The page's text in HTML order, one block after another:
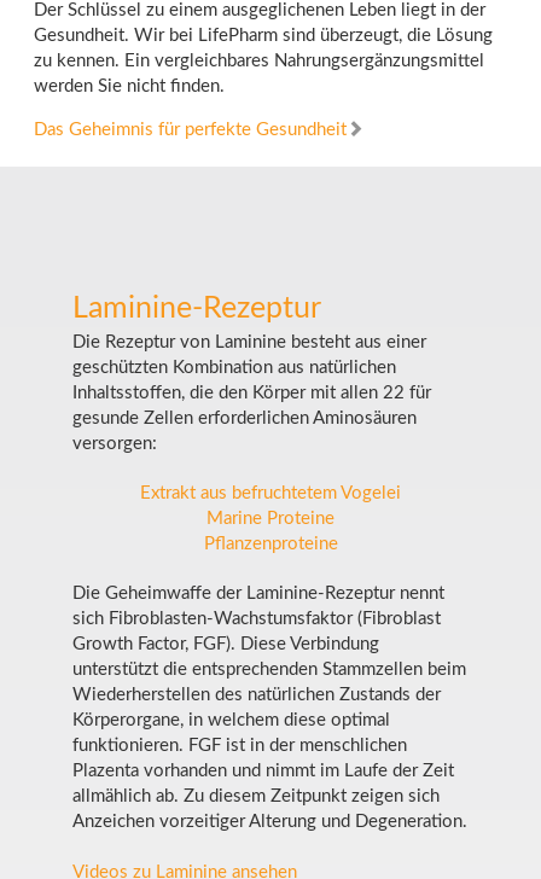
Der Schlüssel zu einem ausgeglichenen Leben liegt in der
Gesundheit. Wir bei LifePharm sind überzeugt, die Lösung
zu kennen. Ein vergleichbares Nahrungsergänzungsmittel
werden Sie nicht finden.
Das Geheimnis für perfekte Gesundheit
Laminine-Rezeptur
Die Rezeptur von Laminine besteht aus einer
geschützten Kombination aus natürlichen
Inhaltsstoffen, die den Körper mit allen 22 für
gesunde Zellen erforderlichen Aminosäuren
versorgen:
Extrakt aus befruchtetem Vogelei
Marine Proteine
Pflanzenproteine
Die Geheimwaffe der Laminine-Rezeptur nennt
sich Fibroblasten-Wachstumsfaktor (Fibroblast
Growth Factor, FGF). Diese Verbindung
unterstützt die entsprechenden Stammzellen beim
Wiederherstellen des natürlichen Zustands der
Körperorgane, in welchem diese optimal
funktionieren. FGF ist in der menschlichen
Plazenta vorhanden und nimmt im Laufe der Zeit
allmählich ab. Zu diesem Zeitpunkt zeigen sich
Anzeichen vorzeitiger Alterung und Degeneration.
Videos zu Laminine ansehen